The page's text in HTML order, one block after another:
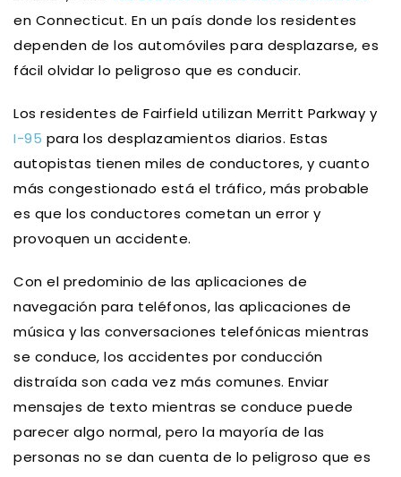
en Connecticut. En un país donde los residentes
dependen de los automóviles para desplazarse, es
fácil olvidar lo peligroso que es conducir.
Los residentes de Fairfield utilizan Merritt Parkway y
I-95 para los desplazamientos diarios. Estas
autopistas tienen miles de conductores, y cuanto
más congestionado está el tráfico, más probable
es que los conductores cometan un error y
provoquen un accidente.
Con el predominio de las aplicaciones de
navegación para teléfonos, las aplicaciones de
música y las conversaciones telefónicas mientras
se conduce, los accidentes por conducción
distraída son cada vez más comunes. Enviar
mensajes de texto mientras se conduce puede
parecer algo normal, pero la mayoría de las
personas no se dan cuenta de lo peligroso que es